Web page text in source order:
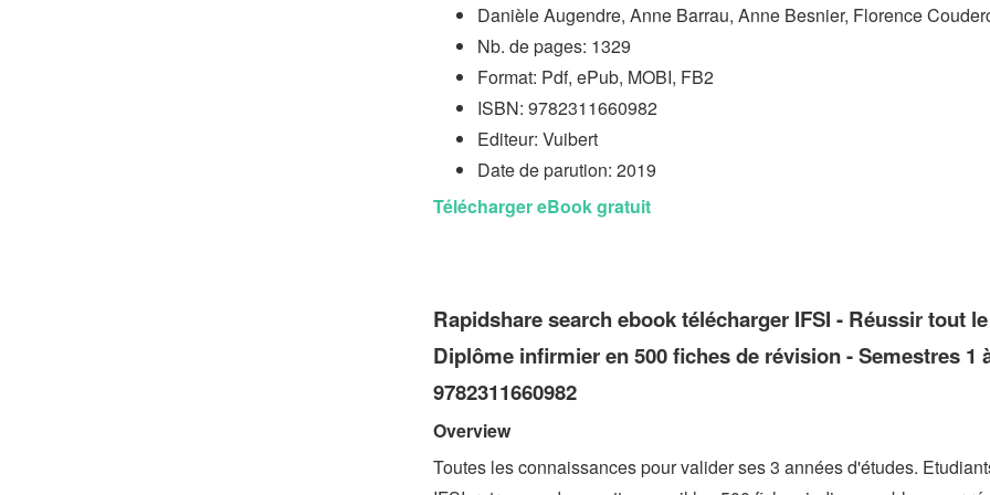
Danièle Augendre, Anne Barrau, Anne Besnier, Florence
Nb. de pages: 1329
Format: Pdf, ePub, MOBI, FB2
ISBN: 9782311660982
Editeur: Vuibert
Date de parution: 2019
Télécharger eBook gratuit
Rapidshare search ebook télécharger IFSI - Réussir tout le
Diplôme infirmier en 500 fiches de révision - Semestres 1
9782311660982
Overview
Toutes les connaissances pour valider ses 3 années d'études.